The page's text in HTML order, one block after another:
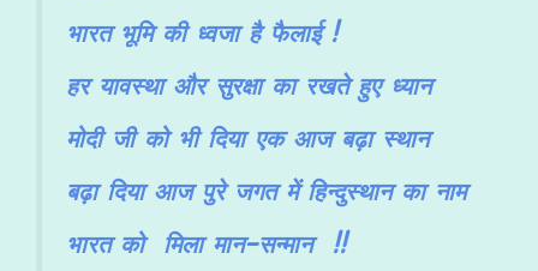
भारत भूमि की ध्वजा है फैलाई !
हर यावस्था और सुरक्षा का रखते हुए ध्यान
मोदी जी को भी दिया एक आज बढ़ा स्थान
बढ़ा दिया आज पुरे जगत में हिन्दुस्थान का नाम
भारत को मिला मान-सन्मान !!